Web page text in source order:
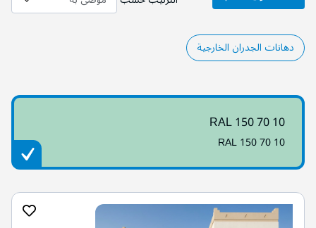
دهانات الجدران الخارجية
RAL 150 70 10
RAL 150 70 10